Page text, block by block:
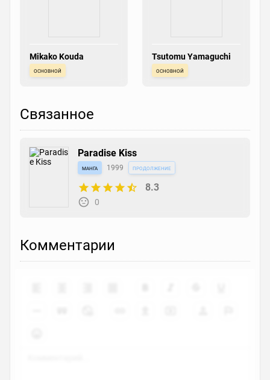
Mikako Kouda
основной
Tsutomu Yamaguchi
основной
Связанное
Paradise Kiss
манга 1999 продолжение
8.3
0
Комментарии